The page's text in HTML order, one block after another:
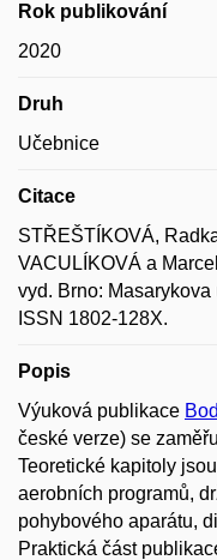
Rok publikování
2020
Druh
Učebnice
Citace
STŘEŠTÍKOVÁ,
VACULÍKOVÁ a
vyd. Brno:
ISSN 1802-128X.
Popis
Výuková publikace
české verze) se
Teoretické kapitoly
aerobních programů,
pohybového aparátu,
Praktická část